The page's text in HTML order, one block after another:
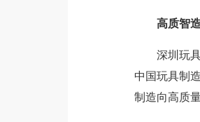
高质智
深圳玩
中国玩具制
制造向高质